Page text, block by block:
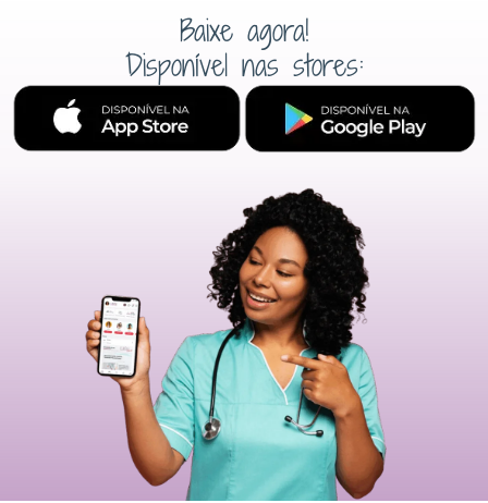
Baixe agora!
Disponível nas stores: